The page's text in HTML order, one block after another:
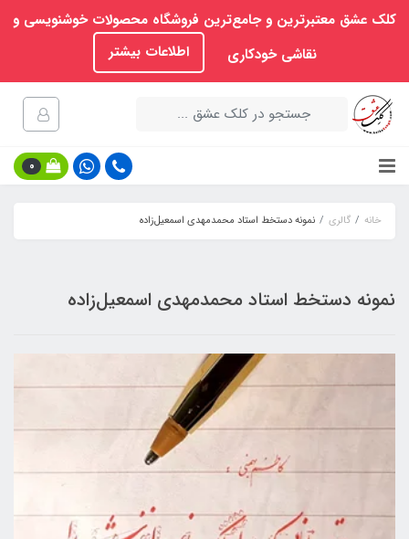
کلک عشق معتبرترین و جامع‌ترین فروشگاه محصولات خوشنویسی و
نقاشی خودکاری
اطلاعات بیشتر
0
خانه گالری نمونه دستخط استاد محمدمهدی اسمعیل‌زاده
نمونه دستخط استاد محمدمهدی اسمعیل‌زاده